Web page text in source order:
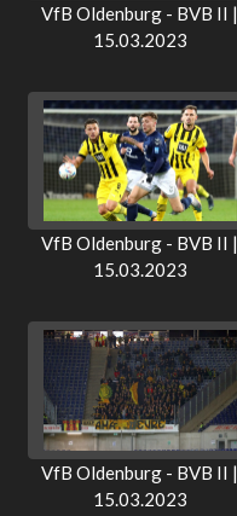
VfB Oldenburg - BVB II |
15.03.2023
VfB Oldenburg - BVB II |
15.03.2023
VfB Oldenburg - BVB II |
15.03.2023